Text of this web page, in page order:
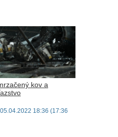
kov a
18:36 (17:36